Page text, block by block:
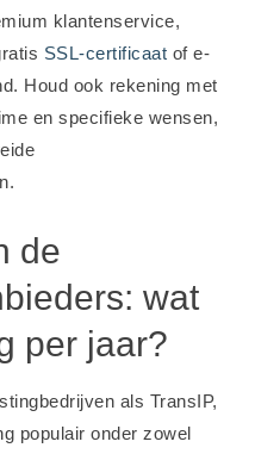
klantenservice,
SSL-certificaat of e-
Houd ook rekening met
en specifieke wensen,
de
wat
per jaar?
als TransIP,
populair onder zowel